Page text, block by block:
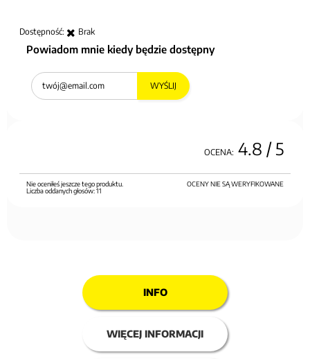
Dostępność: Brak
Powiadom mnie kiedy będzie dostępny
WYŚLIJ
OCENA: 4.8 / 5
OCENY NIE SĄ WERYFIKOWANE
Nie oceniłeś jeszcze tego produktu.
Liczba oddanych głosów:11
INFO
WIĘCEJ INFORMACJI